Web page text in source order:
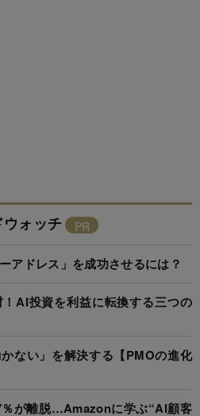
ウォッチ
アドレス」を成功させるには？
AI投資を利益に転換する三つの
ない」を解決する【PMOの進化
％が離脱…Amazonに学ぶ“AI顧客